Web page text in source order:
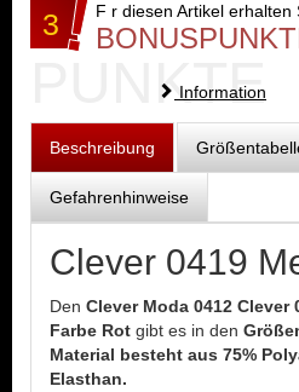
3 F r diesen Artikel erhalten
PUNKTE
Information
Beschreibung
Gefahrenhinweise
Clever 0419
Den Clever Moda 0412 Clever
Farbe Rot gibt es in den
Material besteht aus 75%
Elasthan.